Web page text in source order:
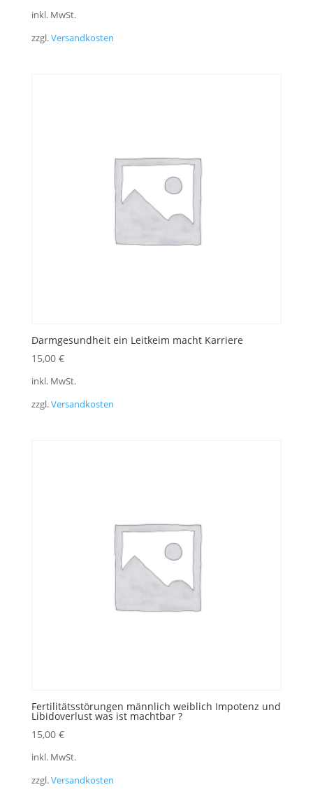
inkl. MwSt.
zzgl.Versandkosten
Darmgesundheit ein Leitkeim macht Karriere
15,00 €
inkl. MwSt.
zzgl.Versandkosten
Fertilitätsstörungen männlich weiblich Impotenz und
Libidoverlust was ist machtbar ?
15,00 €
inkl. MwSt.
zzgl.Versandkosten